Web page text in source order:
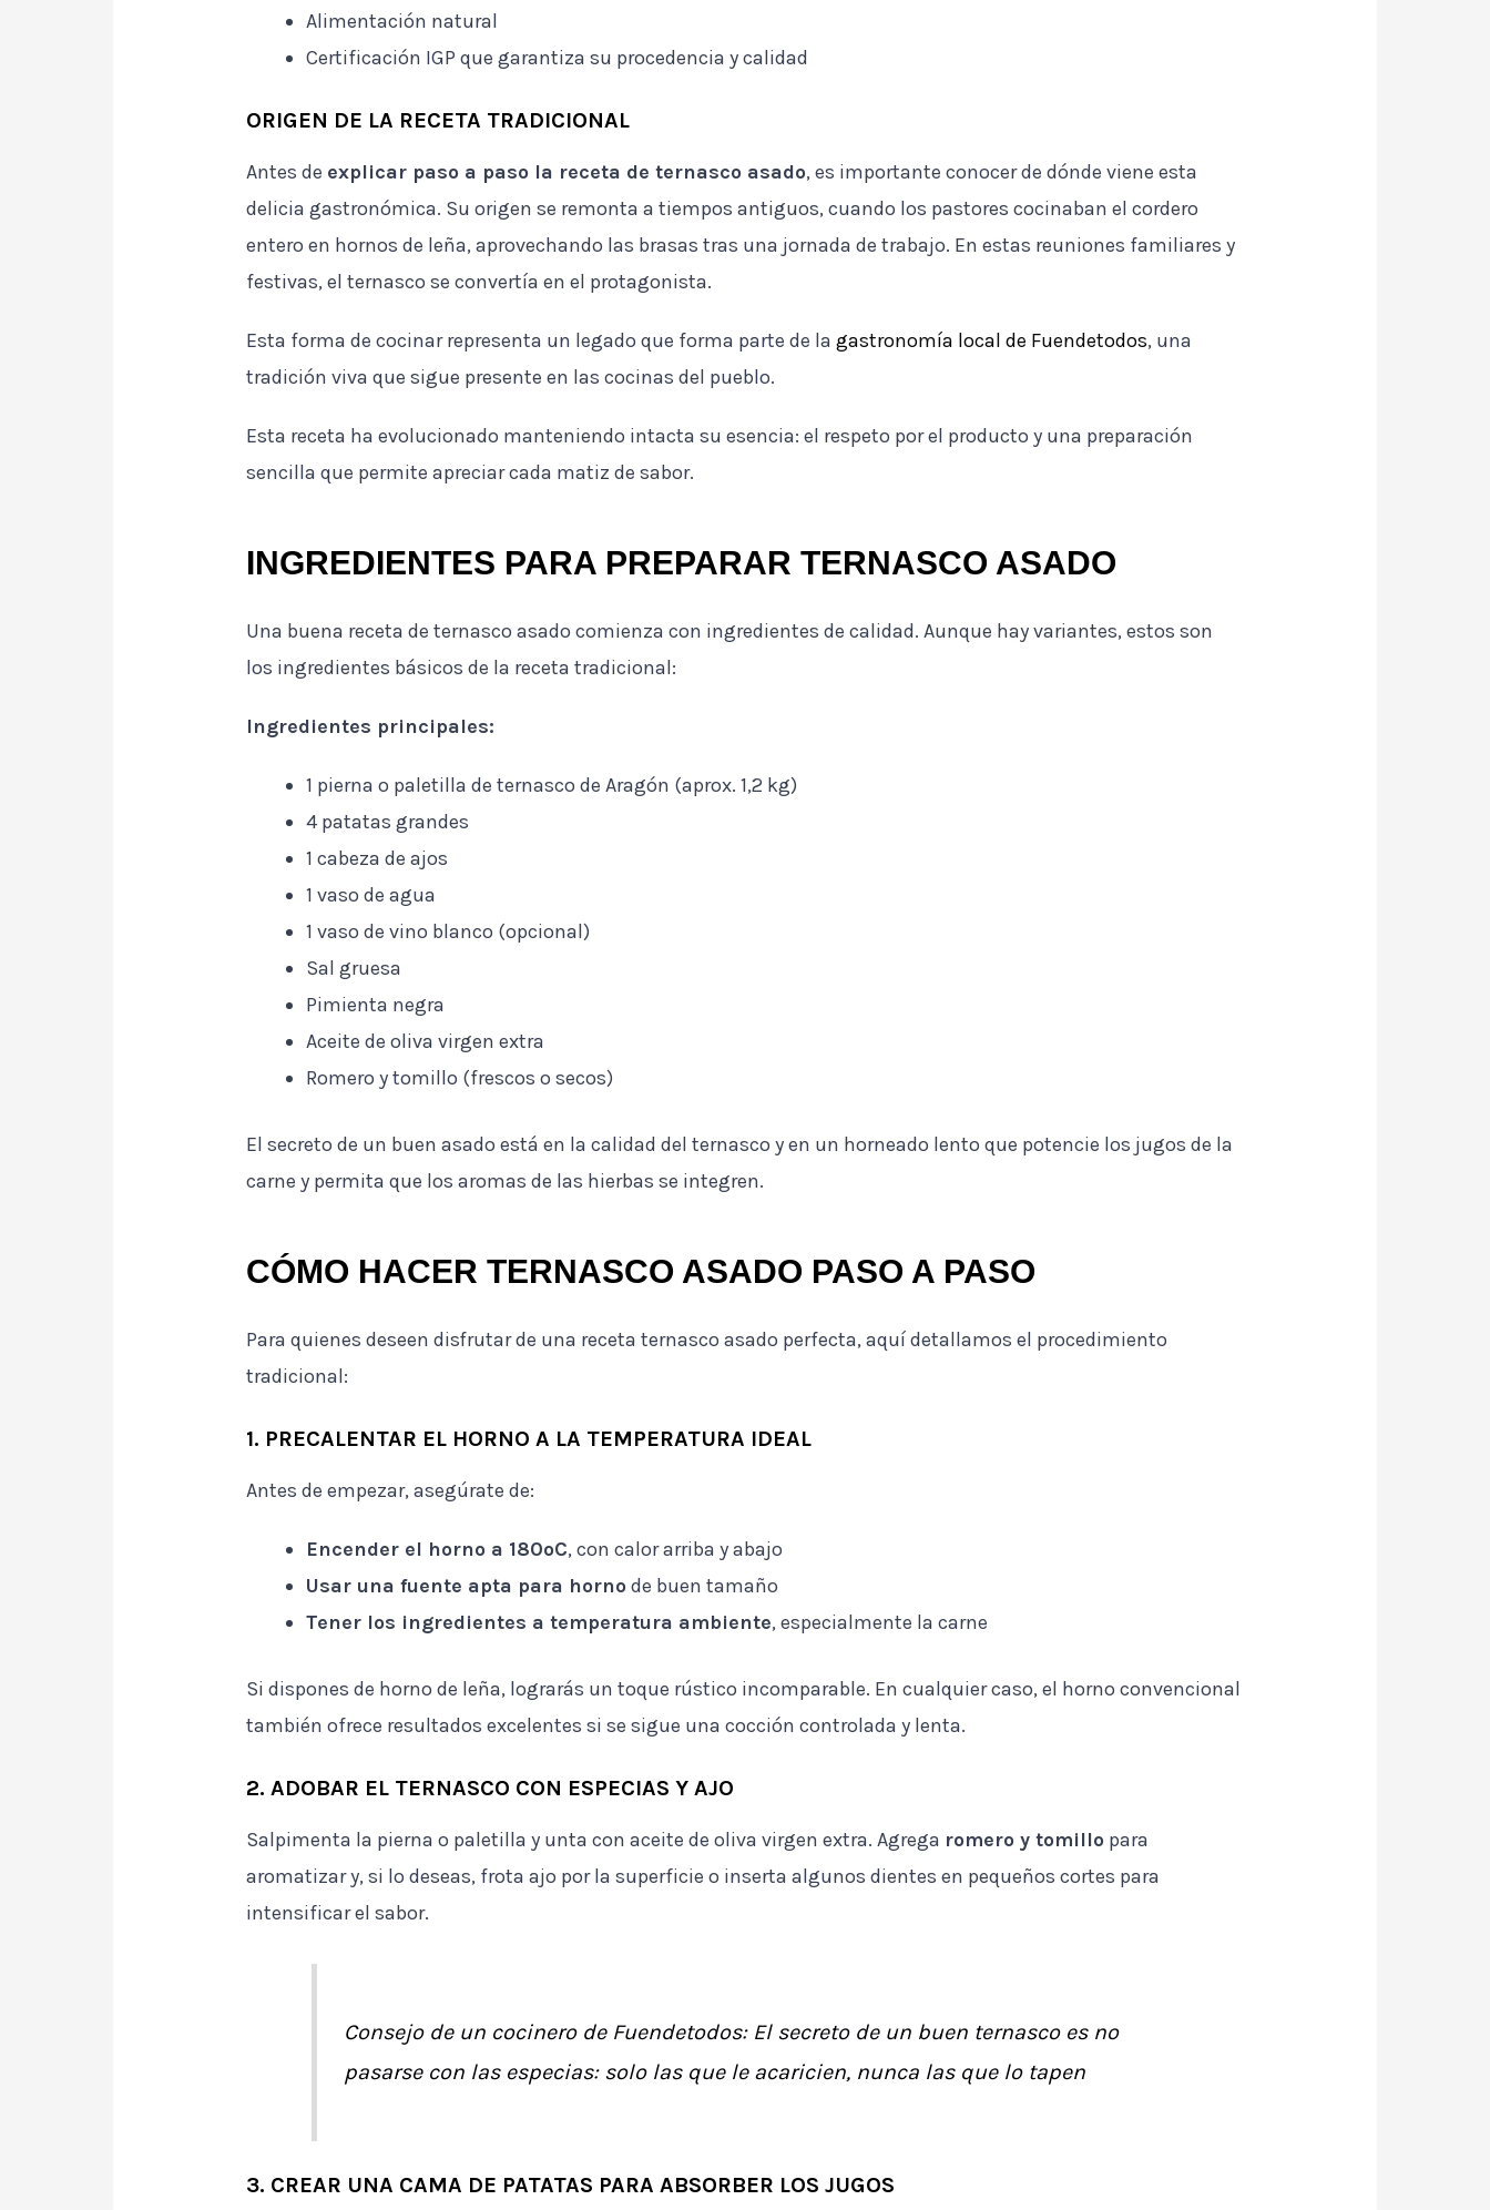
Alimentación natural
Certificación IGP que garantiza su procedencia y calidad
ORIGEN DE LA RECETA TRADICIONAL
Antes de explicar paso a paso la receta de ternasco asado, es importante conocer de dónde viene esta
delicia gastronómica. Su origen se remonta a tiempos antiguos, cuando los pastores cocinaban el cordero
entero en hornos de leña, aprovechando las brasas tras una jornada de trabajo. En estas reuniones familiares y
festivas, el ternasco se convertía en el protagonista.
Esta forma de cocinar representa un legado que forma parte de lagastronomía local de Fuendetodos, una
tradición viva que sigue presente en las cocinas del pueblo.
Esta receta ha evolucionado manteniendo intacta su esencia: el respeto por el producto y una preparación
sencilla que permite apreciar cada matiz de sabor.
INGREDIENTES PARA PREPARAR TERNASCO ASADO
Una buena receta de ternasco asado comienza con ingredientes de calidad. Aunque hay variantes, estos son
los ingredientes básicos de la receta tradicional:
Ingredientes principales:
1 pierna o paletilla de ternasco de Aragón (aprox. 1,2 kg)
4 patatas grandes
1 cabeza de ajos
1 vaso de agua
1 vaso de vino blanco (opcional)
Sal gruesa
Pimienta negra
Aceite de oliva virgen extra
Romero y tomillo (frescos o secos)
El secreto de un buen asado está en la calidad del ternasco y en un horneado lento que potencie los jugos de la
carne y permita que los aromas de las hierbas se integren.
CÓMO HACER TERNASCO ASADO PASO A PASO
Para quienes deseen disfrutar de una receta ternasco asado perfecta, aquí detallamos el procedimiento
tradicional:
1. PRECALENTAR EL HORNO A LA TEMPERATURA IDEAL
Antes de empezar, asegúrate de:
Encender el horno a 180ºC, con calor arriba y abajo
Usar una fuente apta para horno de buen tamaño
Tener los ingredientes a temperatura ambiente, especialmente la carne
Si dispones de horno de leña, lograrás un toque rústico incomparable. En cualquier caso, el horno convencional
también ofrece resultados excelentes si se sigue una cocción controlada y lenta.
2. ADOBAR EL TERNASCO CON ESPECIAS Y AJO
Salpimenta la pierna o paletilla y unta con aceite de oliva virgen extra. Agrega romero y tomillo para
aromatizar y, si lo deseas, frota ajo por la superficie o inserta algunos dientes en pequeños cortes para
intensificar el sabor.
Consejo de un cocinero de Fuendetodos: El secreto de un buen ternasco es no
pasarse con las especias: solo las que le acaricien, nunca las que lo tapen
3. CREAR UNA CAMA DE PATATAS PARA ABSORBER LOS JUGOS